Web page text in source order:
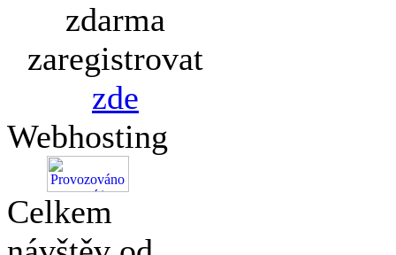
zdarma
zaregistrovat
zde
Webhosting
Celkem